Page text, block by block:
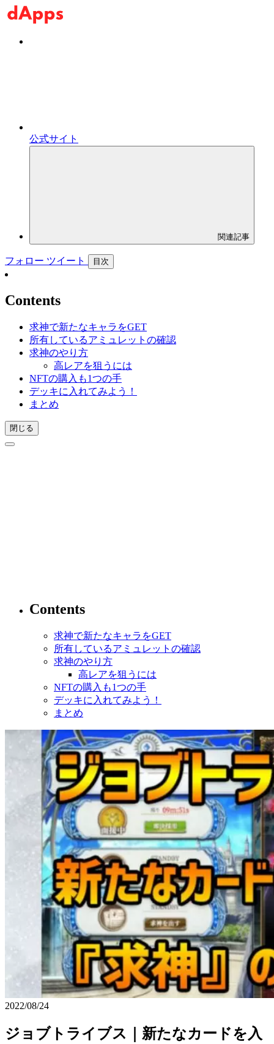
公式サイト
関連記事
フォロー ツイート 目次
Contents
求神で新たなキャラをGET
所有しているアミュレットの確認
求神のやり方
高レアを狙うには
NFTの購入も1つの手
デッキに入れてみよう！
まとめ
閉じる
Contents
求神で新たなキャラをGET
所有しているアミュレットの確認
求神のやり方
高レアを狙うには
NFTの購入も1つの手
デッキに入れてみよう！
まとめ
2022/08/24
ジョブトライブス｜新たなカードを入